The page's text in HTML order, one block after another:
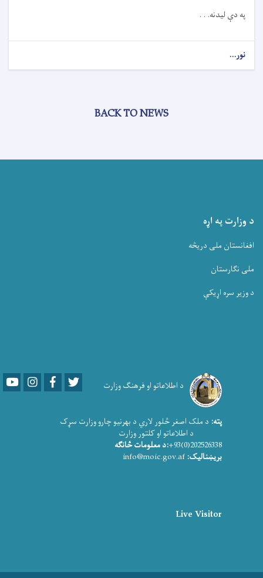
په دې لیدنه. . .
نور...
BACK TO NEWS
د وزارت په اړه
افغانستان ملی دریڅه
ملی نگارستان
د وزیر سره اړیکې
د اطلاعاتو او فرهنګ وزارت YoutubeLinkedInFacebook
پته: د ملک اصغر څلور لاري د بهرنیو چارو وزارت سړک
د اطلاعاتو او کلتور وزارت
202526338(0)93+
:د معلومات څانګه
بریښنالیک: info@moic.gov.af
Live Visitor